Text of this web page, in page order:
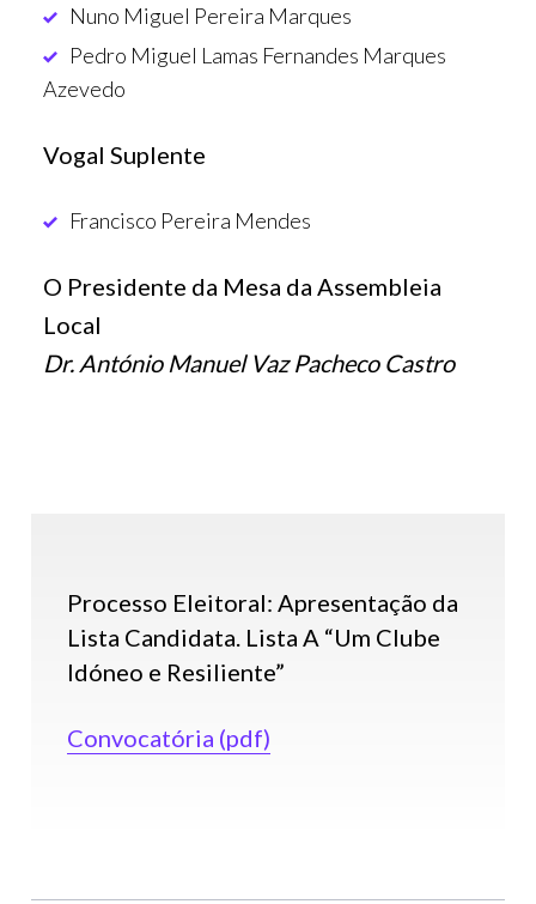
Nuno Miguel Pereira Marques
Pedro Miguel Lamas Fernandes Marques
Azevedo
Vogal Suplente
Francisco Pereira Mendes
O Presidente da Mesa da Assembleia
Local
Dr. António Manuel Vaz Pacheco Castro
Processo Eleitoral: Apresentação da
Lista Candidata. Lista A “Um Clube
Idóneo e Resiliente”
Convocatória (pdf)